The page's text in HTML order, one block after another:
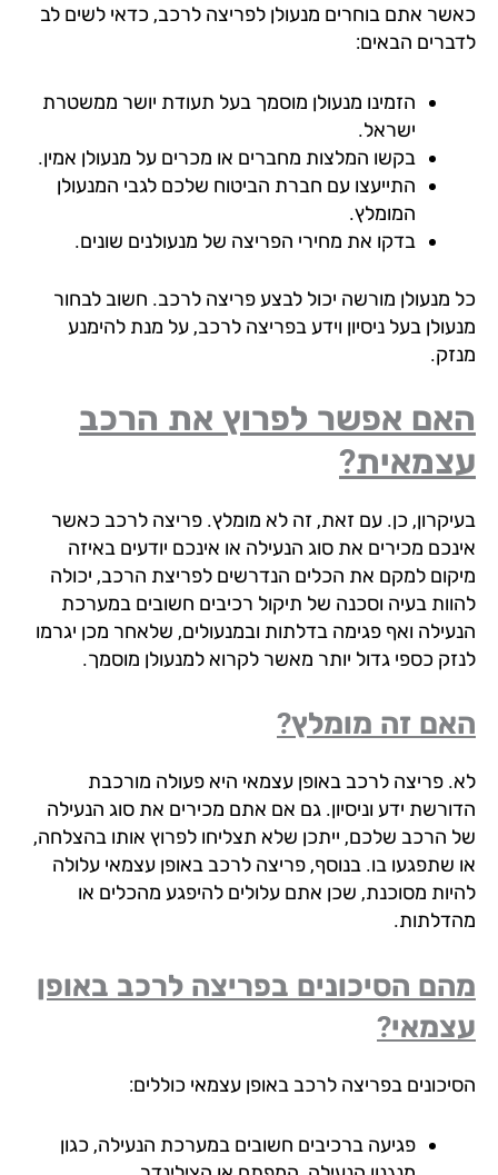
אתם בוחרים מנעולן לפריצה לרכב, כדאי לשים לב
הבאים:
הזמינו מנעולן מוסמך בעל תעודת יושר ממשטרת
ישראל.
בקשו המלצות מחברים או מכרים על מנעולן אמין.
התייעצו עם חברת הביטוח שלכם לגבי המנעולן
המומלץ.
בדקו את מחירי הפריצה של מנעולנים שונים.
מנעולן מורשה יכול לבצע פריצה לרכב. חשוב לבחור
בעל ניסיון וידע בפריצה לרכב, על מנת להימנע
אפשר לפרוץ את הרכב
כן. עם זאת, זה לא מומלץ. פריצה לרכב כאשר
מכירים את סוג הנעילה או אינכם יודעים באיזה
למקם את הכלים הנדרשים לפריצת הרכב, יכולה
בעיה וסכנה של תיקול רכיבים חשובים במערכת
ואף פגימה בדלתות ובמנעולים, שלאחר מכן יגרמו
כספי גדול יותר מאשר לקרוא למנעולן מוסמך.
זה מומלץ?
פריצה לרכב באופן עצמאי היא פעולה מורכבת
ידע וניסיון. גם אם אתם מכירים את סוג הנעילה
הרכב שלכם, ייתכן שלא תצליחו לפרוץ אותו בהצלחה,
שתפגעו בו. בנוסף, פריצה לרכב באופן עצמאי עלולה
מסוכנת, שכן אתם עלולים להיפגע מהכלים או
הסיכונים בפריצה לרכב באופן
בפריצה לרכב באופן עצמאי כוללים:
פגיעה ברכיבים חשובים במערכת הנעילה, כגון